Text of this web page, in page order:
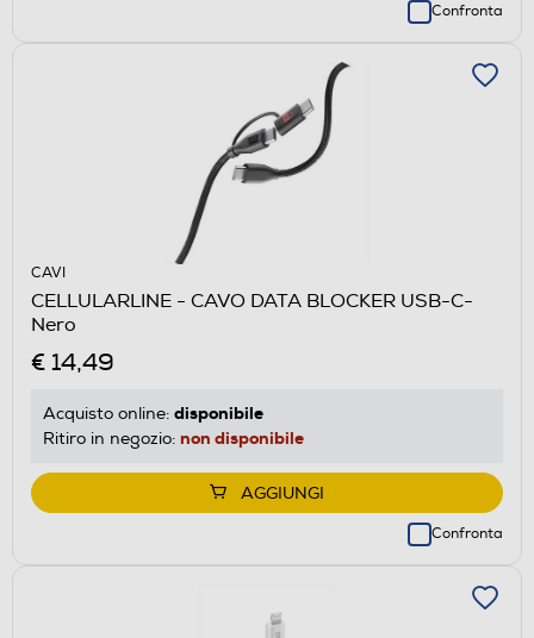
Confronta
CAVI
CELLULARLINE - CAVO DATA BLOCKER USB-C-
Nero
€ 14,49
Acquisto online: disponibile
Ritiro in negozio: non disponibile
AGGIUNGI
Confronta